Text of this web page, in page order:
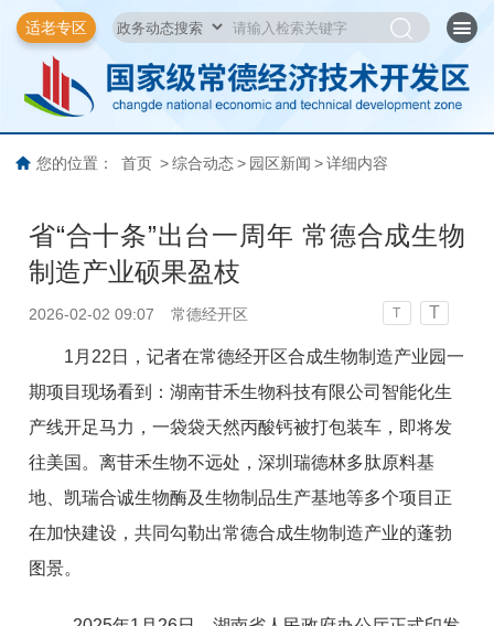
适老专区
您的位置： 首页 > 综合动态 > 园区新闻 > 详细内容
省“合十条”出台一周年 常德合成生物
制造产业硕果盈枝
2026-02-02 09:07 常德经开区 T T
1月22日，记者在常德经开区合成生物制造产业园一
期项目现场看到：湖南苷禾生物科技有限公司智能化生
产线开足马力，一袋袋天然丙酸钙被打包装车，即将发
往美国。离苷禾生物不远处，深圳瑞德林多肽原料基
地、凯瑞合诚生物酶及生物制品生产基地等多个项目正
在加快建设，共同勾勒出常德合成生物制造产业的蓬勃
图景。